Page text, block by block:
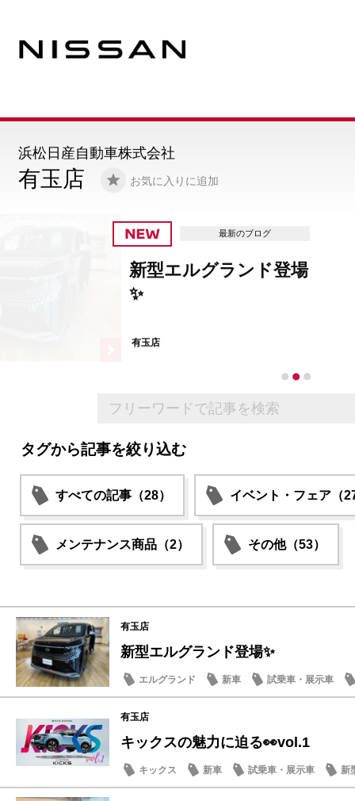
有玉店 お気に入りに追加
浜松日産自動車株式会社
最新のブログ
新型エルグランド登場
有玉店
タグから記事を絞り込む
すべての記事（28） イベント・フェア（
メンテナンス商品（2） その他（53）
有玉店
新型エルグランド登場✨
エルグランド 新車 試乗車・展示車
有玉店
キックスの魅力に迫る👀vol.1
キックス 新車 試乗車・展示車 新